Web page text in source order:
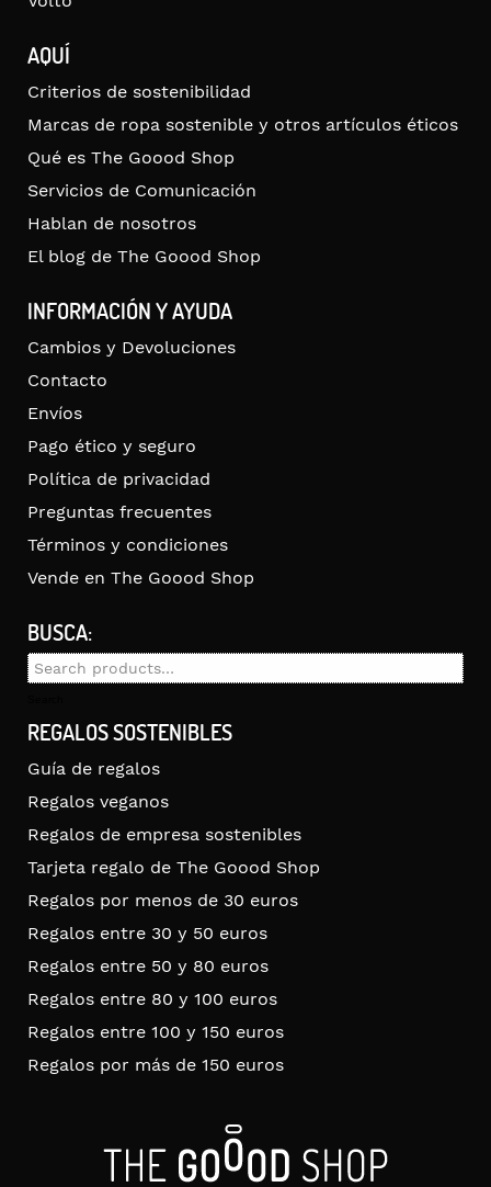
AQUÍ
Criterios de sostenibilidad
Marcas de ropa sostenible y otros artículos éticos
Qué es The Goood Shop
Servicios de Comunicación
Hablan de nosotros
El blog de The Goood Shop
INFORMACIÓN Y AYUDA
Cambios y Devoluciones
Contacto
Envíos
Pago ético y seguro
Política de privacidad
Preguntas frecuentes
Términos y condiciones
Vende en The Goood Shop
BUSCA:
Search
REGALOS SOSTENIBLES
Guía de regalos
Regalos veganos
Regalos de empresa sostenibles
Tarjeta regalo de The Goood Shop
Regalos por menos de 30 euros
Regalos entre 30 y 50 euros
Regalos entre 50 y 80 euros
Regalos entre 80 y 100 euros
Regalos entre 100 y 150 euros
Regalos por más de 150 euros